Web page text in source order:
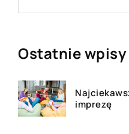
Ostatnie wpisy
imprezę